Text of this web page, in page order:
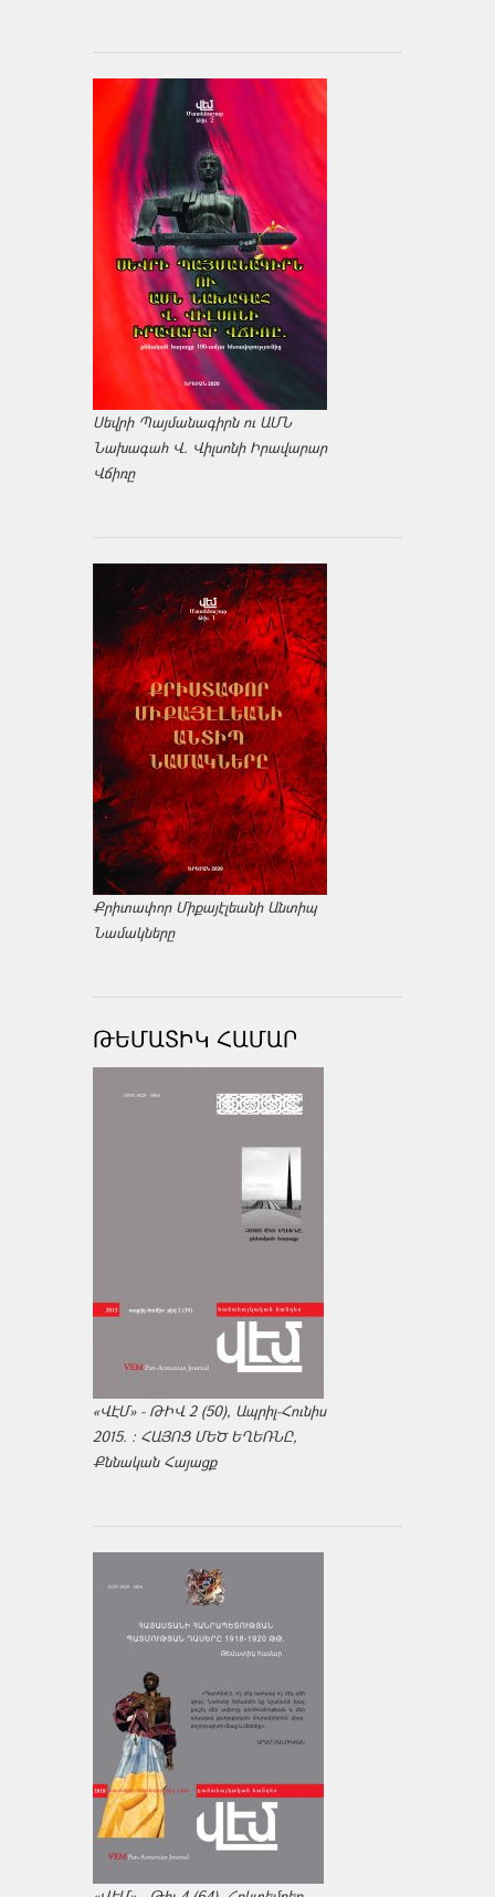
Սեվրի Պայմանագիրն ու ԱՄՆ
Նախագահ Վ. Վիլսոնի Իրավարար
Վճիռը
Քրիտափոր Միքայէլեանի Անտիպ
Նամակները
ԹԵՄԱՏԻԿ ՀԱՄԱՐ
«ՎԷՄ» - ԹԻՎ 2 (50), Ապրիլ-Հունիս
2015. : ՀԱՅՈՑ ՄԵԾ ԵՂԵՌՆԸ,
Քննական Հայացք